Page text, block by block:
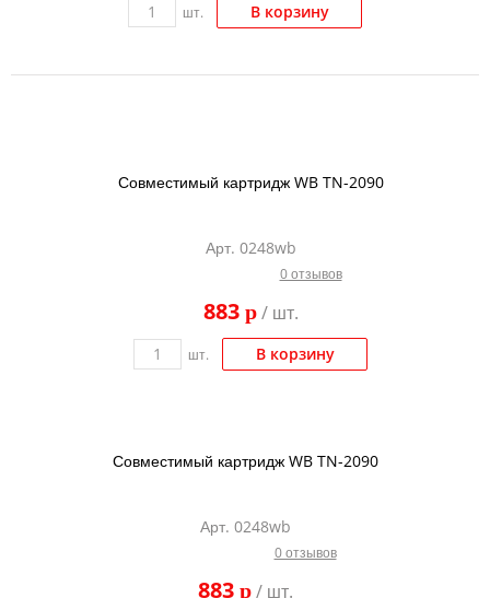
шт. В корзину
Совместимый картридж WB TN-2090
Арт. 0248wb
0 отзывов
883 p/ шт.
шт. В корзину
Совместимый картридж WB TN-2090
Арт. 0248wb
0 отзывов
883 p/ шт.